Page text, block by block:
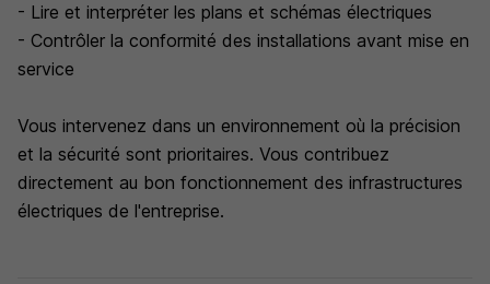
- Lire et interpréter les plans et schémas électriques
- Contrôler la conformité des installations avant mise en
service
Vous intervenez dans un environnement où la précision
et la sécurité sont prioritaires. Vous contribuez
directement au bon fonctionnement des infrastructures
électriques de l'entreprise.